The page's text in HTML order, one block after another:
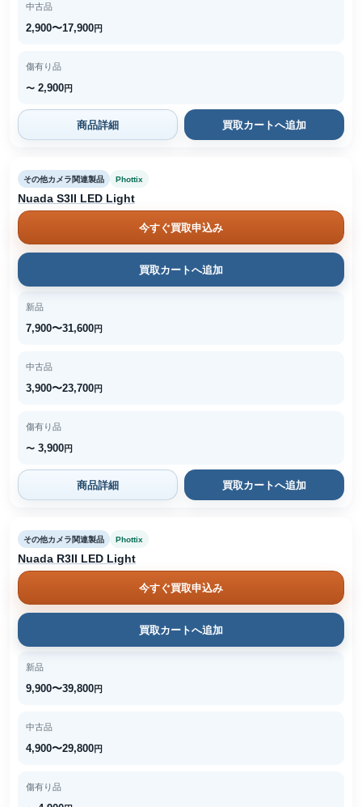
中古品
2,900〜17,900円
傷有り品
〜 2,900円
商品詳細 買取カートへ追加
その他カメラ関連製品 Phottix
Nuada S3II LED Light
今すぐ買取申込み
買取カートへ追加
新品
7,900〜31,600円
中古品
3,900〜23,700円
傷有り品
〜 3,900円
商品詳細 買取カートへ追加
その他カメラ関連製品 Phottix
Nuada R3II LED Light
今すぐ買取申込み
買取カートへ追加
新品
9,900〜39,800円
中古品
4,900〜29,800円
傷有り品